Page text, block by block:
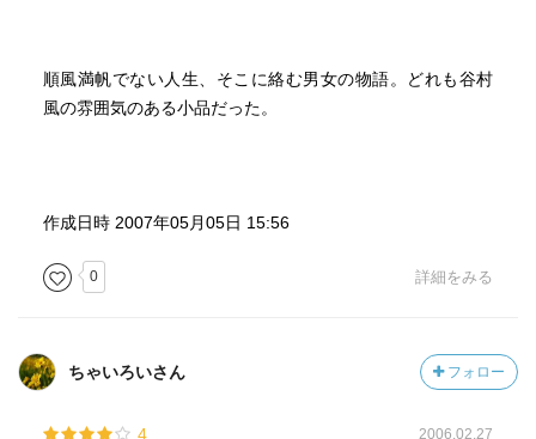
順風満帆でない人生、そこに絡む男女の物語。どれも谷村
風の雰囲気のある小品だった。
作成日時 2007年05月05日 15:56
0 詳細をみる
ちゃいろいさん フォロー
4 2006.02.27